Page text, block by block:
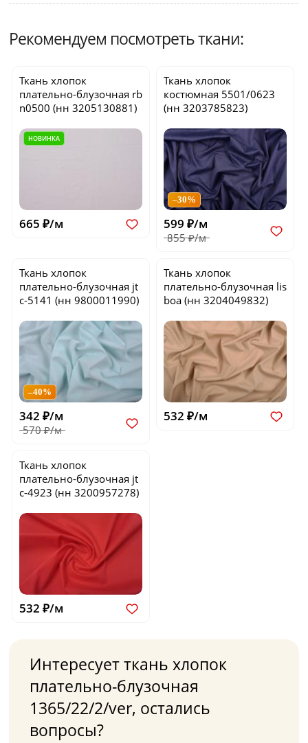
Рекомендуем посмотреть ткани:
Ткань хлопок
плательно-блузочная rb
n0500 (нн 3205130881)
НОВИНКА
665 ₽/м
Ткань хлопок
костюмная 5501/0623
(нн 3203785823)
–30%
599 ₽/м
855 ₽/м
Ткань хлопок
плательно-блузочная jt
c-5141 (нн 9800011990)
–40%
342 ₽/м
570 ₽/м
Ткань хлопок
плательно-блузочная lis
boa (нн 3204049832)
532 ₽/м
Ткань хлопок
плательно-блузочная jt
c-4923 (нн 3200957278)
532 ₽/м
Интересует ткань хлопок
плательно-блузочная
1365/22/2/ver, остались
вопросы?